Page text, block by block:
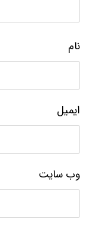
نام
ایمیل
وب‌ سایت